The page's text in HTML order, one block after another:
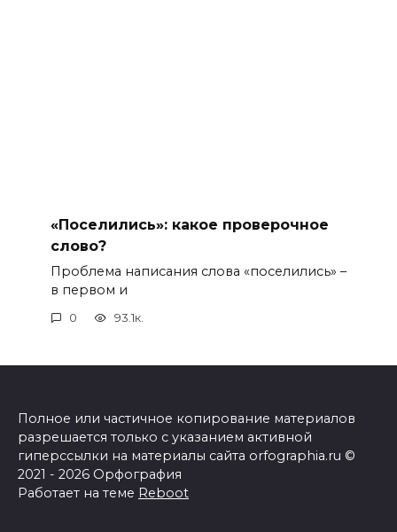
«Поселились»: какое проверочное
слово?
Проблема написания слова «поселились» –
в первом и
0 93.1к.
Полное или частичное копирование материалов
разрешается только с указанием активной
гиперссылки на материалы сайта orfographia.ru ©
2021 - 2026 Орфография
Работает на теме Reboot